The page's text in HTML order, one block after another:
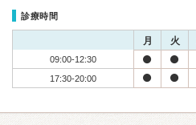
診療時間
月 火
09:00-12:30
17:30-20:00